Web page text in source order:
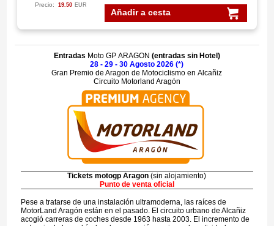
Añadir a cesta
Precio: 19.50 EUR
Entradas Moto GP ARAGON (entradas sin Hotel)
28 - 29 - 30 Agosto 2026 (*)
Gran Premio de Aragon de Motociclismo en Alcañiz
Circuito Motorland Aragón
Tickets motogp Aragon(sin alojamiento)
Punto de venta oficial
Pese a tratarse de una instalación ultramoderna, las raíces de
MotorLand Aragón están en el pasado. El circuito urbano de Alcañiz
acogió carreras de coches desde 1963 hasta 2003. El incremento de